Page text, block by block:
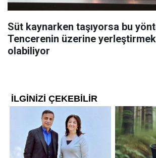
Süt kaynarken taşıyorsa bu
Tencerenin üzerine
olabiliyor